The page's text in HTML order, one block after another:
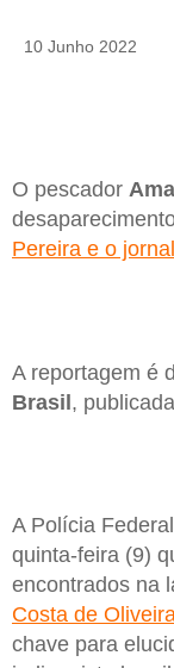
10 Junho 2022
O pescador
Pereira e o
A reportagem é
Brasil,
A Polícia
quinta-feira (9)
encontrados na
Costa de
chave para